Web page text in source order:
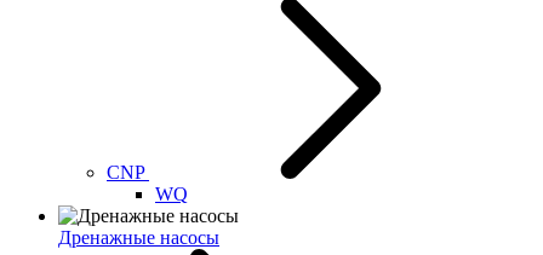
CNP
WQ
Дренажные насосы